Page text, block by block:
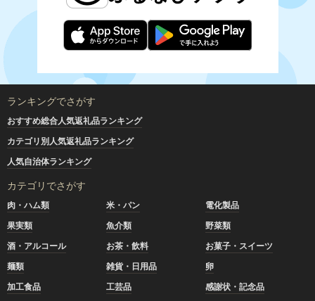
ランキングでさがす
おすすめ総合人気返礼品ランキング
カテゴリ別人気返礼品ランキング
人気自治体ランキング
カテゴリでさがす
肉・ハム類 米・パン
電化製品
果実類
魚介類
野菜類
酒・アルコール
お茶・飲料
お菓子・スイーツ
麺類
雑貨・日用品
卵
加工食品
工芸品
感謝状・記念品